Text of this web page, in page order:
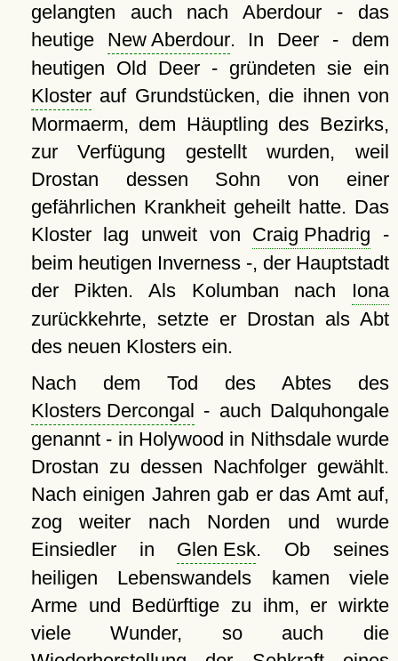
gelangten auch nach Aberdour - das
heutige New Aberdour. In Deer - dem
heutigen Old Deer - gründeten sie ein
Klosterauf Grundstücken, die ihnen von
Mormaerm, dem Häuptling des Bezirks,
zur Verfügung gestellt wurden, weil
Drostan dessen Sohn von einer
gefährlichen Krankheit geheilt hatte. Das
Kloster lag unweit von Craig Phadrig -
beim heutigen Inverness -, der Hauptstadt
der Pikten. Als Kolumban nach Iona
zurückkehrte, setzte er Drostan als Abt
des neuen Klosters ein.
Nach dem Tod des Abtes des
Klosters Dercongal - auch Dalquhongale
genannt - in Holywood in Nithsdale wurde
Drostan zu dessen Nachfolger gewählt.
Nach einigen Jahren gab er das Amt auf,
zog weiter nach Norden und wurde
Einsiedler in Glen Esk. Ob seines
heiligen Lebenswandels kamen viele
Arme und Bedürftige zu ihm, er wirkte
viele Wunder, so auch die